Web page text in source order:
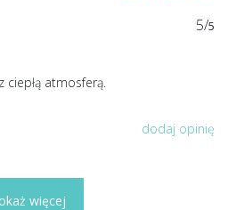
5/5
atmosferą.
dodaj opinię
więcej